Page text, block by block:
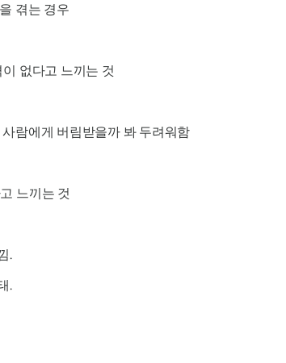
겪는 경우
없다고 느끼는 것
람에게 버림받을까 봐 두려워함
느끼는 것
.
.